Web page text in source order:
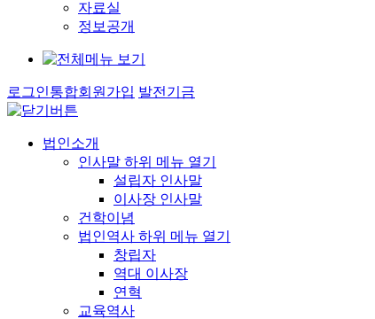
자료실
정보공개
로그인통합회원가입 발전기금
법인소개
인사말 하위 메뉴 열기
설립자 인사말
이사장 인사말
건학이념
법인역사 하위 메뉴 열기
창립자
역대 이사장
연혁
교육역사